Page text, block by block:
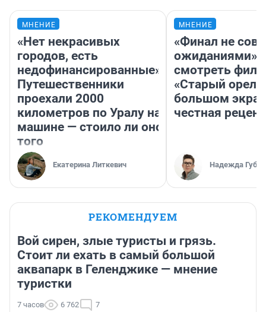
МНЕНИЕ
«Нет некрасивых
городов, есть
недофинансированные».
Путешественники
проехали 2000
километров по Уралу на
машине — стоило ли оно
того
Екатерина Литкевич
МНЕНИЕ
«Финал не
ожиданиями»:
смотреть
«Старый орел»
большом
честная
Надежда
РЕКОМЕНДУЕМ
Вой сирен, злые туристы и грязь.
Стоит ли ехать в самый большой
аквапарк в Геленджике — мнение
туристки
7 часов 6 762 7